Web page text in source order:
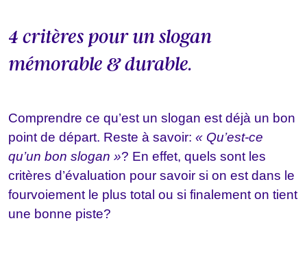
4 critères pour un slogan
mémorable & durable.
Comprendre ce qu’est un slogan est déjà un bon
point de départ. Reste à savoir: « Qu’est-ce
qu’un bon slogan »? En effet, quels sont les
critères d’évaluation pour savoir si on est dans le
fourvoiement le plus total ou si finalement on tient
une bonne piste?